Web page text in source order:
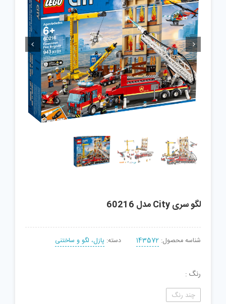
 
لگو سری City مدل 60216
شناسه محصول: 143572 دسته: پازل، لگو و ساختنی
رنگ
چند رنگ